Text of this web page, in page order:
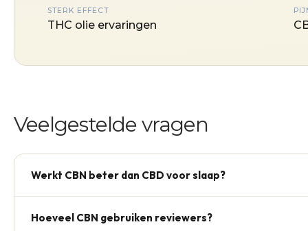
STERK EFFECT
THC olie ervaringen
Veelgestelde vragen
Werkt CBN beter dan CBD voor slaap?
voor hun avondroutine. Dit is persoonlijke
Hoeveel CBN gebruiken reviewers?